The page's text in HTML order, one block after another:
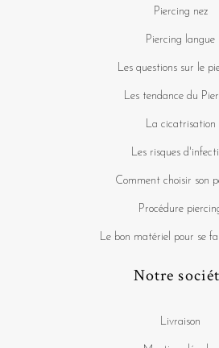
Piercing nez
Piercing langue
Les questions sur le
Les tendance du
La cicatrisation
Les risques
Comment choisir son
Procédure
Le bon matériel pour se
Notre
Livraison